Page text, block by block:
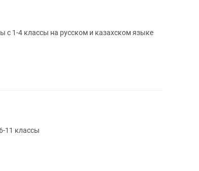
с 1-4 классы на русском и казахском языке
11 классы